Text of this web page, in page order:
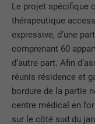
Le projet spécifique
thérapeutique
expressive, d’une
comprenant 60
d’autre part. Afin
réunis résidence et
bordure de la partie
centre médical en
sur le côté sud du